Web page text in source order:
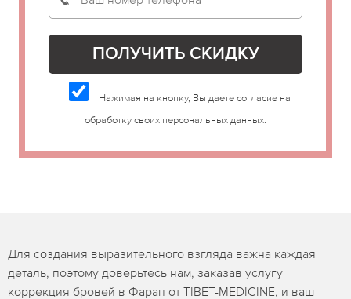
Нажимая на кнопку, Вы даете согласие на
обработку своих персональных данных.
Для создания выразительного взгляда важна каждая
деталь, поэтому доверьтесь нам, заказав услугу
коррекция бровей в Фарап от TIBET-MEDICINE, и ваш